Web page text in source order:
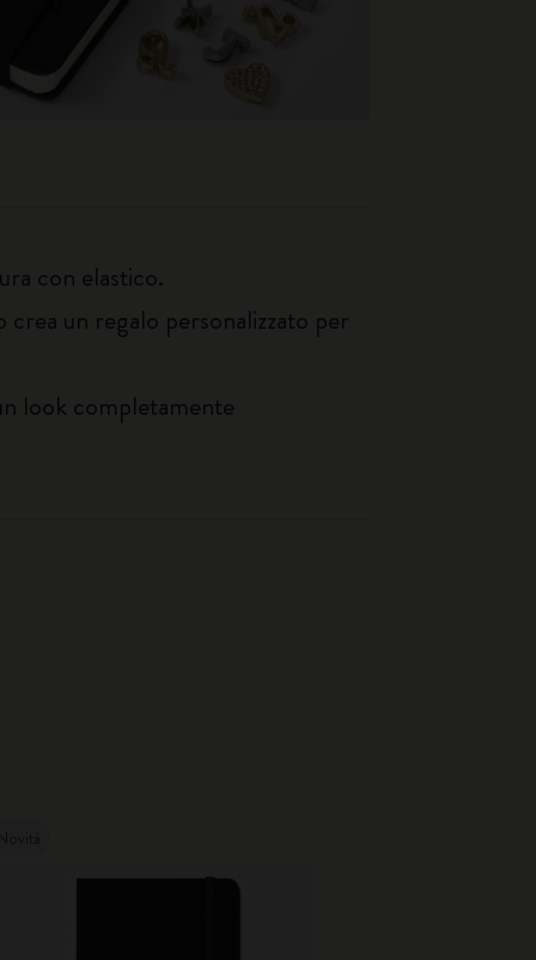
con elastico.
un regalo personalizzato per
look completamente